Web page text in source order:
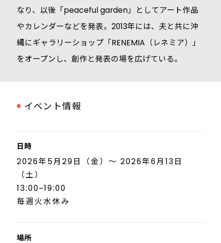
なり、以後「peaceful garden」としてアート作品
やカレンダーなどを発表。2013年には、夫と共に沖
縄にギャラリーショップ「RENEMIA（レネミア）」
をオープンし、創作と発表の場を広げている。
イベント情報
日時
2026年5月29日（金）～ 2026年6月13日
（土）
13:00~19:00
毎週火水休み
場所